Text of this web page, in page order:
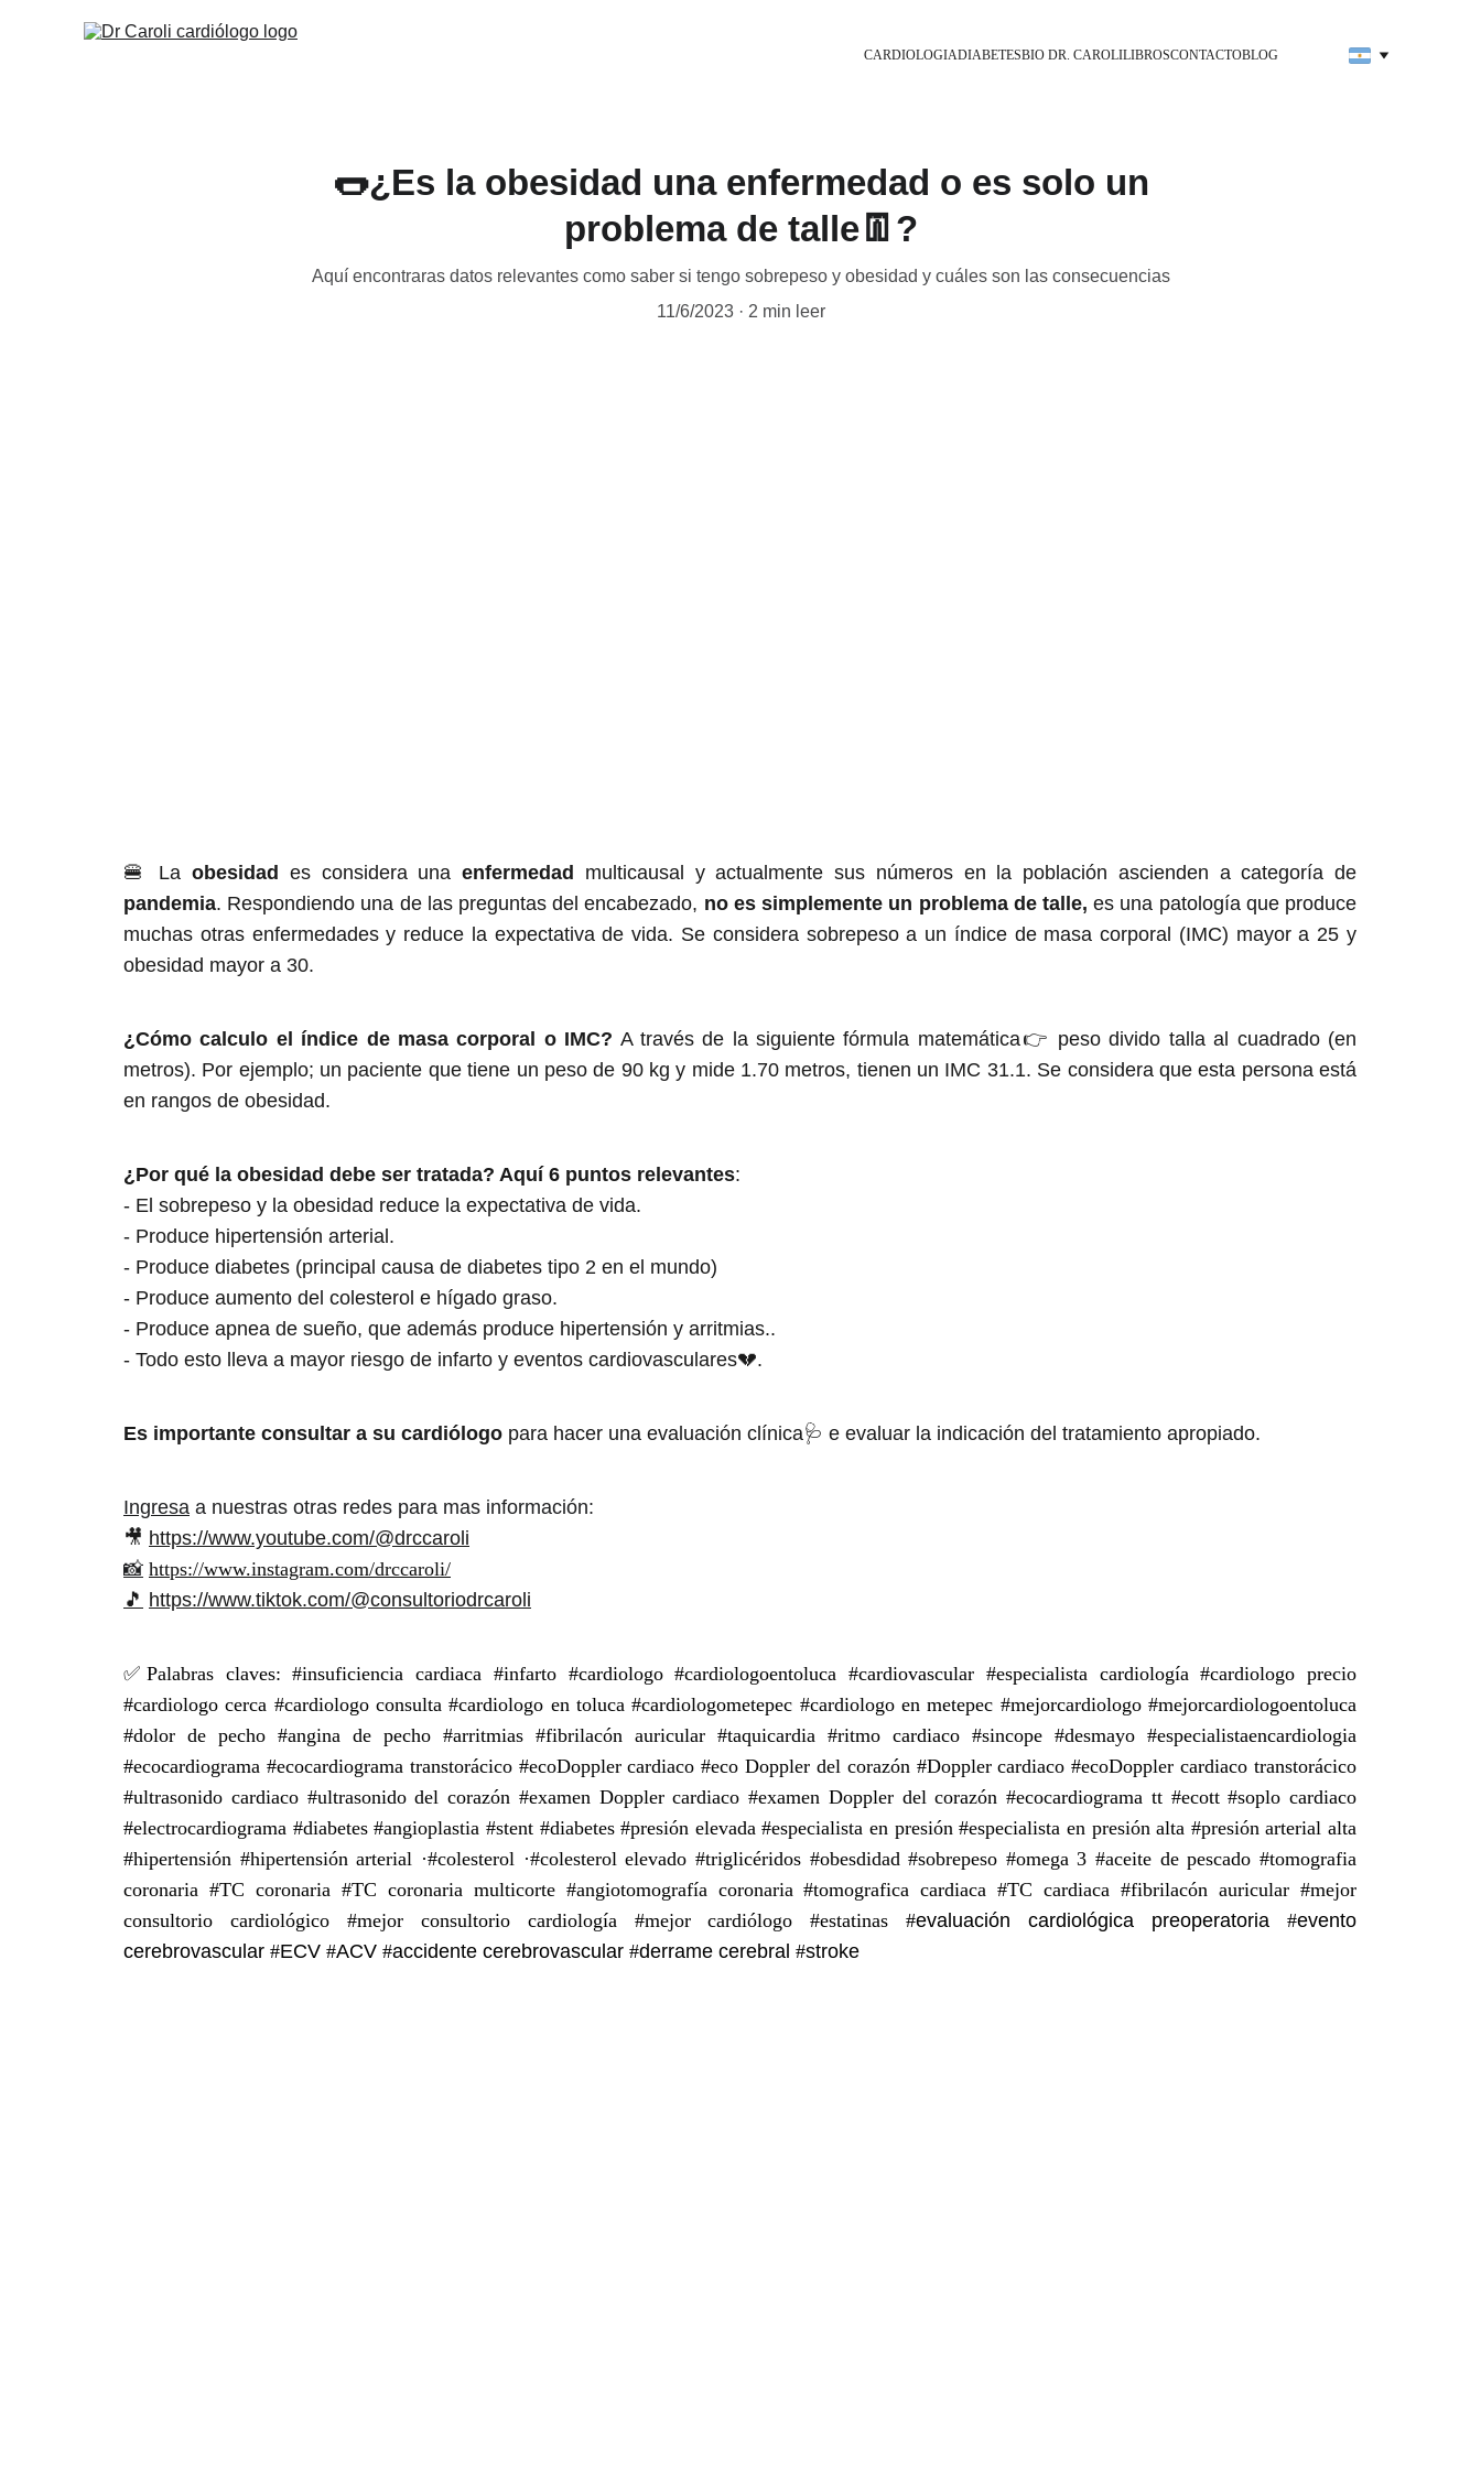
CARDIOLOGIADIABETESBIO DR. CAROLILIBROSCONTACTOBLOG
🌭¿Es la obesidad una enfermedad o es solo un
problema de talle👖?
Aquí encontraras datos relevantes como saber si tengo sobrepeso y obesidad y cuáles son las consecuencias
11/6/2023
2 min leer
🍔 Laobesidad es considera unaenfermedad multicausal y actualmente sus números en la población ascienden a categoría de
pandemia. Respondiendo una de las preguntas del encabezado, no es simplemente un problema de talle, es una patología que produce
muchas otras enfermedades y reduce la expectativa de vida. Se considera sobrepeso a un índice de masa corporal (IMC) mayor a 25 y
obesidad mayor a 30.
¿Cómo calculo el índice de masa corporal o IMC? A través de la siguiente fórmula matemática👉 peso divido talla al cuadrado (en
metros). Por ejemplo; un paciente que tiene un peso de 90 kg y mide 1.70 metros, tienen un IMC 31.1. Se considera que esta persona está
en rangos de obesidad.
¿Por qué la obesidad debe ser tratada? Aquí 6 puntos relevantes:
- El sobrepeso y la obesidad reduce la expectativa de vida.
- Produce hipertensión arterial.
- Produce diabetes (principal causa de diabetes tipo 2 en el mundo)
- Produce aumento del colesterol e hígado graso.
- Produce apnea de sueño, que además produce hipertensión y arritmias..
- Todo esto lleva a mayor riesgo de infarto y eventos cardiovasculares💔.
Es importante consultar a su cardiólogo para hacer una evaluación clínica🩺 e evaluar la indicación del tratamiento apropiado.
Ingresa a nuestras otras redes para mas información:
🎥 https://www.youtube.com/@drccaroli
📸 https://www.instagram.com/drccaroli/
🎵 https://www.tiktok.com/@consultoriodrcaroli
✅Palabras claves: #insuficiencia cardiaca #infarto #cardiologo #cardiologoentoluca #cardiovascular #especialista cardiología #cardiologo precio
#cardiologo cerca #cardiologo consulta #cardiologo en toluca #cardiologometepec #cardiologo en metepec #mejorcardiologo #mejorcardiologoentoluca
#dolor de pecho #angina de pecho #arritmias #fibrilacón auricular #taquicardia #ritmo cardiaco #sincope #desmayo #especialistaencardiologia
#ecocardiograma #ecocardiograma transtorácico #ecoDoppler cardiaco #eco Doppler del corazón #Doppler cardiaco #ecoDoppler cardiaco transtorácico
#ultrasonido cardiaco #ultrasonido del corazón #examen Doppler cardiaco #examen Doppler del corazón #ecocardiograma tt #ecott #soplo cardiaco
#electrocardiograma #diabetes #angioplastia #stent #diabetes #presión elevada #especialista en presión #especialista en presión alta #presión arterial alta
#hipertensión #hipertensión arterial ·#colesterol ·#colesterol elevado #triglicéridos #obesdidad #sobrepeso #omega 3 #aceite de pescado #tomografia
coronaria #TC coronaria #TC coronaria multicorte #angiotomografía coronaria #tomografica cardiaca #TC cardiaca #fibrilacón auricular #mejor
consultorio cardiológico #mejor consultorio cardiología #mejor cardiólogo #estatinas #evaluación cardiológica preoperatoria#evento
cerebrovascular #ECV #ACV #accidente cerebrovascular #derrame cerebral #stroke